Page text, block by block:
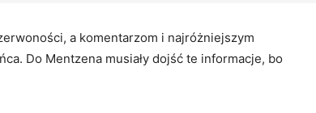
a komentarzom i najróżniejszym
Do Mentzena musiały dojść te informacje, bo